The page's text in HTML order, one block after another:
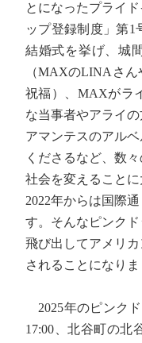
とになったプライ
ップ登録制度」第1
結婚式を挙げ、城
（MAXのLINAさ
祝福）、MAXがラ
な当事者やアライ
アマンテスのアル
くださるなど、数
社会を変えることに
2022年からは国際
す。そんなピンク
飛び出してアメリ
されることになりま
2025年のピンクド
17:00、北谷町の北